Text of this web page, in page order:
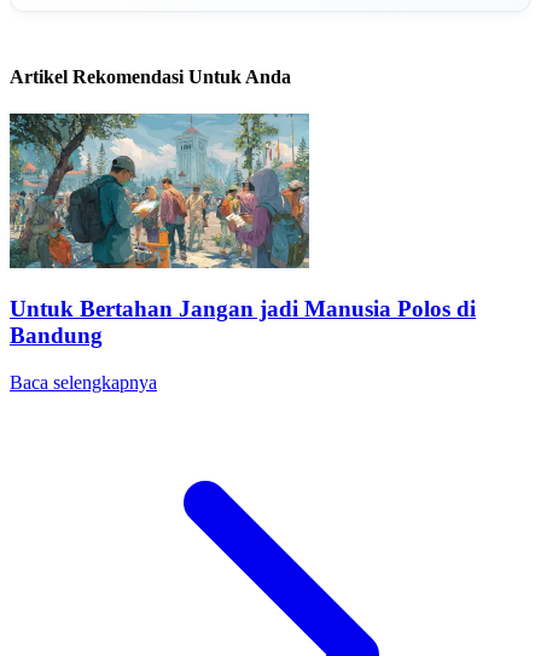
Artikel Rekomendasi Untuk Anda
Untuk Bertahan Jangan jadi Manusia Polos di
Bandung
Baca selengkapnya